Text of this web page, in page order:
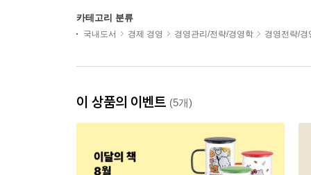
카테고리 분류
국내도서 경제 경영 경영관리/전략/경영학 경영전략/경
이 상품의 이벤트 (5개)